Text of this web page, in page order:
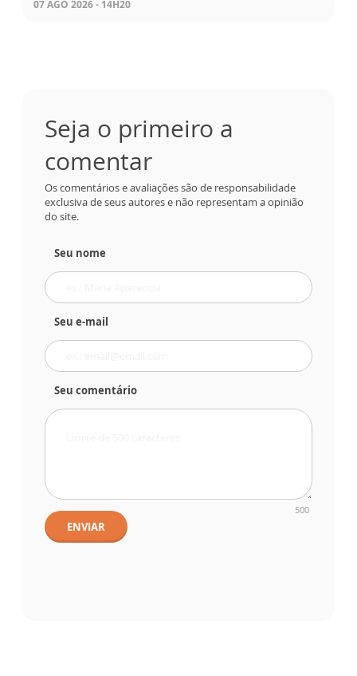
07 AGO 2026 - 14H20
Seja o primeiro a
comentar
Os comentários e avaliações são de responsabilidade
exclusiva de seus autores e não representam a opinião
do site.
Seu nome
Seu e-mail
Seu comentário
500
ENVIAR